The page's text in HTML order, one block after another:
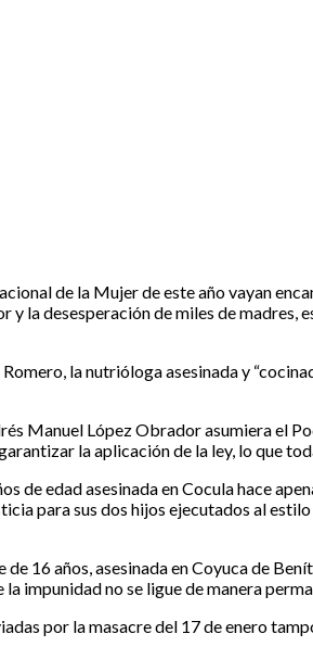
de la Mujer de este año vayan
la desesperación de miles de madres,
la nutrióloga asesinada y
Manuel López Obrador asumiera el
la aplicación de la ley, lo que
de edad asesinada en Cocula hace
para sus dos hijos ejecutados al
16 años, asesinada en Coyuca de
impunidad no se ligue de manera
por la masacre del 17 de enero